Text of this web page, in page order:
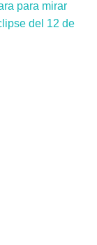
para mirar
del 12 de